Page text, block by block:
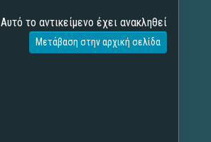
Αυτό το αντικείμενο έχει ανακληθεί
Μετάβαση στην αρχική σελίδα